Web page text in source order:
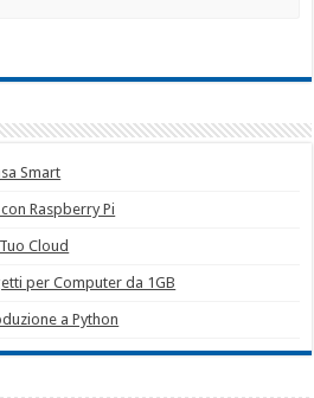
Smart
Raspberry Pi
Cloud
per Computer da 1GB
a Python